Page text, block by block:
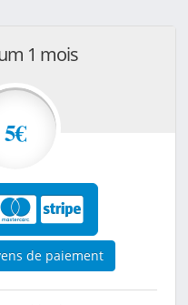
1 mois
5€
de paiement